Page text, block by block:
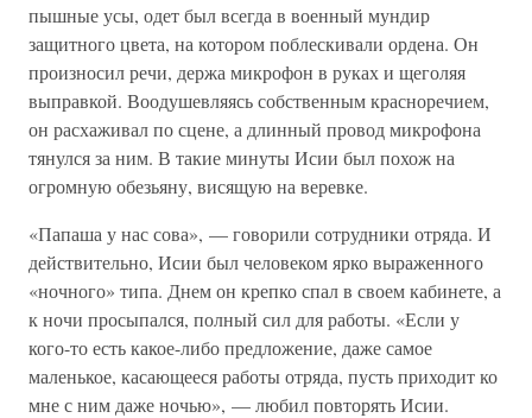
пышные усы, одет был всегда в военный мундир
защитного цвета, на котором поблескивали ордена. Он
произносил речи, держа микрофон в руках и щеголяя
выправкой. Воодушевляясь собственным красноречием,
он расхаживал по сцене, а длинный провод микрофона
тянулся за ним. В такие минуты Исии был похож на
огромную обезьяну, висящую на веревке.
«Папаша у нас сова», — говорили сотрудники отряда. И
действительно, Исии был человеком ярко выраженного
«ночного» типа. Днем он крепко спал в своем кабинете, а
к ночи просыпался, полный сил для работы. «Если у
кого-то есть какое-либо предложение, даже самое
маленькое, касающееся работы отряда, пусть приходит ко
мне с ним даже ночью», — любил повторять Исии.